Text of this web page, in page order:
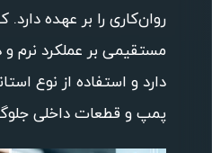
روان‌کاری را بر عهده
مستقیمی بر عملکرد نرم
دارد و استفاده از نوع
پمپ و قطعات داخلی